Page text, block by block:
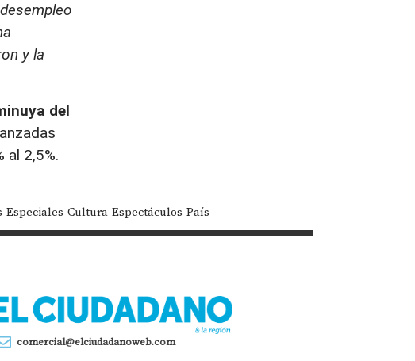
y la
del
al 2,5%.
Especiales Cultura Espectáculos País
comercial@elciudadanoweb.com